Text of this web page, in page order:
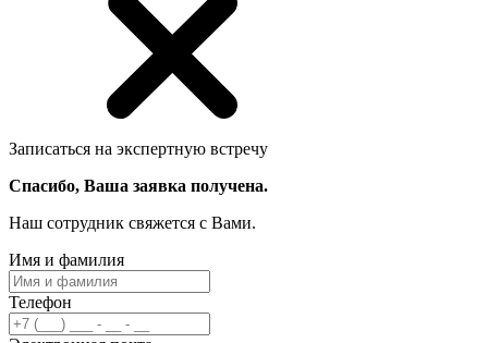
Записаться на экспертную встречу
Спасибо, Ваша заявка получена.
Наш сотрудник свяжется с Вами.
Имя и фамилия
Телефон